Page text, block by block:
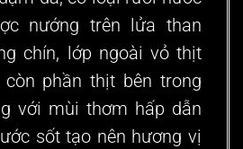
nướng trên lửa than
chín, lớp ngoài vỏ thịt
phần thịt bên trong
với mùi thơm hấp dẫn
sốt tạo nên hương vị